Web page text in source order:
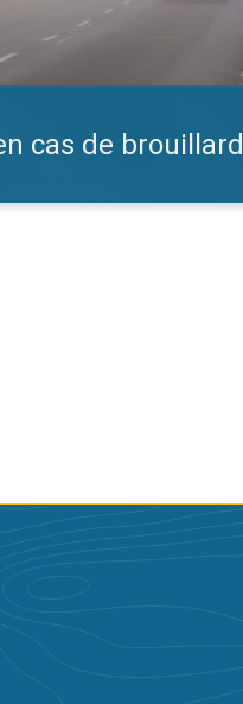
cas de brouillard